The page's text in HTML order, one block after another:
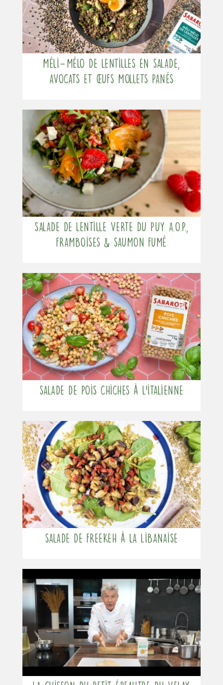
Méli-Mélo de lentilles en salade,
avocats et œufs mollets panés
Salade de lentille verte du Puy a.O.P.,
framboises & saumon fumé
Salade de pois chiches à l’italienne
Salade de freekeh à la Libanaise